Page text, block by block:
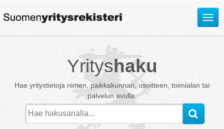
Avaa
Yrityshaku
Hae yritystietoja nimen, paikkakunnan, osoitteen, toimialan tai
palvelun avulla.